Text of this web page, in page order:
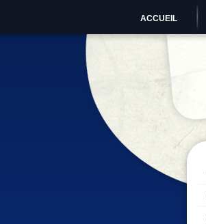
ACCUEIL